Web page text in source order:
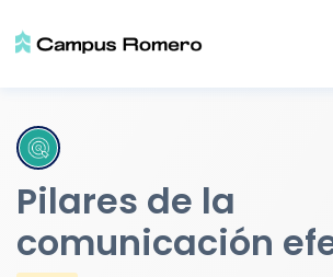
Pilares de la
comunicación